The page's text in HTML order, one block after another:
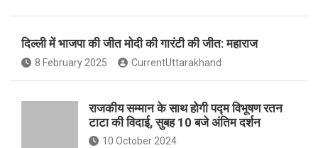
ce
b
o
o
at
s
A
p
p
e
दिल्ली में भाजपा की जीत मोदी की गारंटी की जीत: महाराज
8 February 2025 CurrentUttarakhand
राजकीय सम्मान के साथ होगी पद्म विभूषण रतन
टाटा की विदाई, सुबह 10 बजे अंतिम दर्शन
10 October 2024